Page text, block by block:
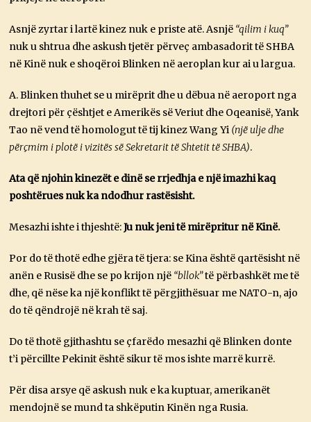
Asnjë zyrtar i lartë kinez nuk e priste atë. Asnjë “qilim i kuq”
nuk u shtrua dhe askush tjetër përveç ambasadorit të SHBA
në Kinë nuk e shoqëroi Blinken në aeroplan kur ai u largua.
A. Blinken thuhet se u mirëprit dhe u dëbua në aeroport nga
drejtori për çështjet e Amerikës së Veriut dhe Oqeanisë, Yank
Tao në vend të homologut të tij kinez Wang Yi (një ulje dhe
përçmim i plotë i vizitës së Sekretarit të Shtetit të SHBA).
Ata që njohin kinezët e dinë se rrjedhja e një imazhi kaq
poshtërues nuk ka ndodhur rastësisht.
Mesazhi ishte i thjeshtë:Ju nuk jeni të mirëpritur në Kinë.
Por do të thotë edhe gjëra të tjera: se Kina është qartësisht në
anën e Rusisë dhe se po krijon një “bllok”të përbashkët me të
dhe, që nëse ka një konflikt të përgjithësuar me NATO-n, ajo
do të qëndrojë në krah të saj.
Do të thotë gjithashtu se çfarëdo mesazhi që Blinken donte
t’i përcillte Pekinit është sikur të mos ishte marrë kurrë.
Për disa arsye që askush nuk e ka kuptuar, amerikanët
mendojnë se mund ta shkëputin Kinën nga Rusia.